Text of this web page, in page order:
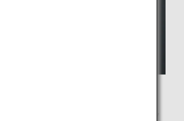
Vorab-Reservierungen von
Premium Economy Class oder Economy